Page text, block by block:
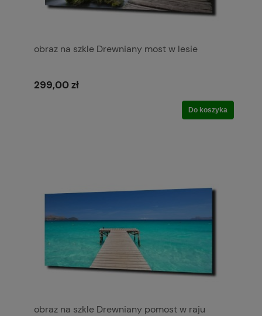
obraz na szkle Drewniany most w lesie
299,00 zł
Do koszyka
obraz na szkle Drewniany pomost w raju